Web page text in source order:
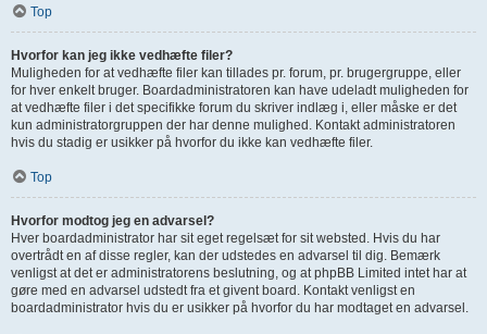
Top
Hvorfor kan jeg ikke vedhæfte filer?
Muligheden for at vedhæfte filer kan tillades pr. forum, pr. brugergruppe, eller
for hver enkelt bruger. Boardadministratoren kan have udeladt muligheden for
at vedhæfte filer i det specifikke forum du skriver indlæg i, eller måske er det
kun administratorgruppen der har denne mulighed. Kontakt administratoren
hvis du stadig er usikker på hvorfor du ikke kan vedhæfte filer.
Top
Hvorfor modtog jeg en advarsel?
Hver boardadministrator har sit eget regelsæt for sit websted. Hvis du har
overtrådt en af disse regler, kan der udstedes en advarsel til dig. Bemærk
venligst at det er administratorens beslutning, og at phpBB Limited intet har at
gøre med en advarsel udstedt fra et givent board. Kontakt venligst en
boardadministrator hvis du er usikker på hvorfor du har modtaget en advarsel.